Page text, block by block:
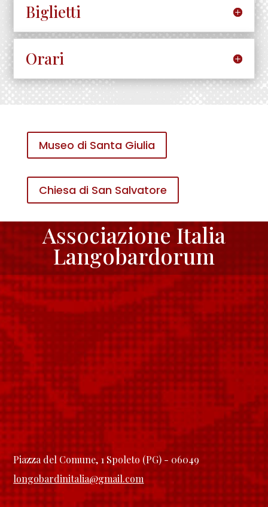
Biglietti
Orari
Museo di Santa Giulia
Chiesa di San Salvatore
Associazione Italia
Langobardorum
Piazza del Comune, 1 Spoleto (PG) - 06049
longobardinitalia@gmail.com